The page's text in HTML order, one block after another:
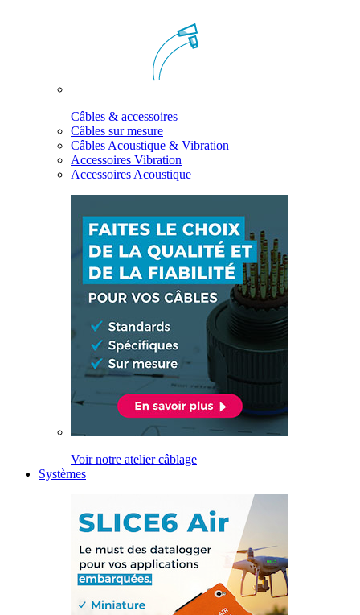
Câbles & accessoires
Câbles sur mesure
Câbles Acoustique & Vibration
Accessoires Vibration
Accessoires Acoustique
Voir notre atelier câblage
Systèmes